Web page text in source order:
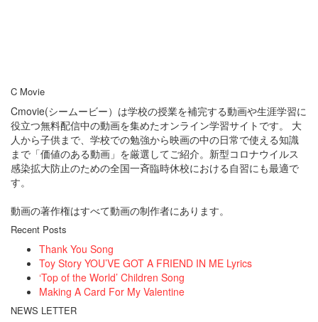
C Movie
Cmovie(シームービー）は学校の授業を補完する動画や生涯学習に
役立つ無料配信中の動画を集めたオンライン学習サイトです。 大
人から子供まで、学校での勉強から映画の中の日常で使える知識
まで「価値のある動画」を厳選してご紹介。新型コロナウイルス
感染拡大防止のための全国一斉臨時休校における自習にも最適で
す。
動画の著作権はすべて動画の制作者にあります。
Recent Posts
Thank You Song
Toy Story YOU’VE GOT A FRIEND IN ME Lyrics
‘Top of the World’ Children Song
Making A Card For My Valentine
NEWS LETTER